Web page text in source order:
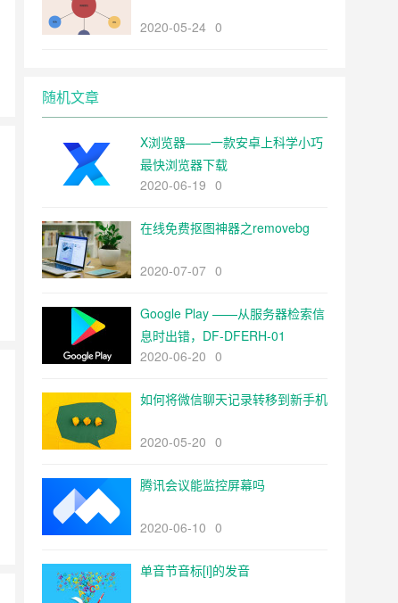
2020-05-24 0
随机文章
X浏览器——一款安卓上科学小巧
最快浏览器下载
2020-06-19 0
在线免费抠图神器之removebg
2020-07-07 0
Google Play ——从服务器检索信
息时出错，DF-DFERH-01
2020-06-20 0
如何将微信聊天记录转移到新手机
2020-05-20 0
腾讯会议能监控屏幕吗
2020-06-10 0
单音节音标[i]的发音